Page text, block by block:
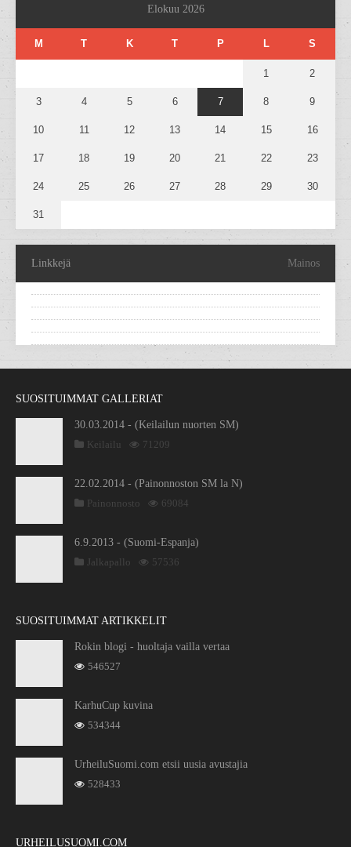
Elokuu 2026
M T K T P L S
1 2
3 4 5 6 7 8 9
10 11 12 13 14 15 16
17 18 19 20 21 22 23
24 25 26 27 28 29 30
31
Linkkejä Mainos
SUOSITUIMMAT GALLERIAT
30.03.2014 - (Keilailun nuorten SM)
Keilailu
71209
22.02.2014 - (Painonnoston SM la N)
Painonnosto
69084
6.9.2013 - (Suomi-Espanja)
Jalkapallo
57536
SUOSITUIMMAT ARTIKKELIT
Rokin blogi - huoltaja vailla vertaa
546527
KarhuCup kuvina
534344
UrheiluSuomi.com etsii uusia avustajia
528433
URHEILUSUOMI.COM